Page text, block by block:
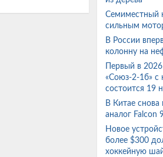
Семиместный
сильным
В России
колонну на
Первый в
«Союз-2-1б» с
состоится 19
В Китае снова
аналог Falcon
Новое
более $300
хоккейную